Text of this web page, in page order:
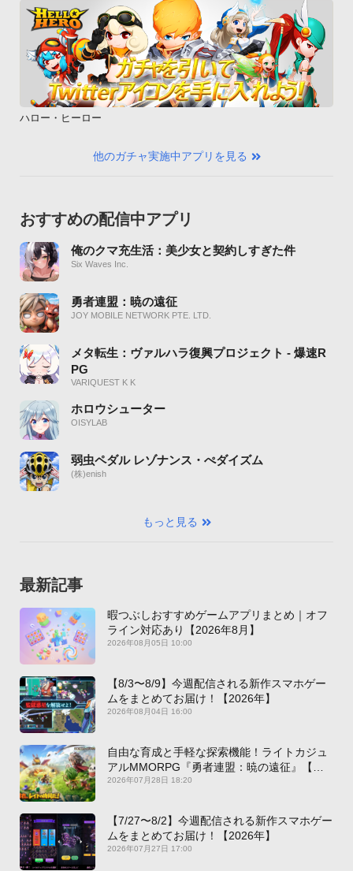
ハロー・ヒーロー
他のガチャ実施中アプリを見る
おすすめの配信中アプリ
俺のクマ充生活：美少女と契約しすぎた件
Six Waves Inc.
勇者連盟：暁の遠征
JOY MOBILE NETWORK PTE. LTD.
メタ転生：ヴァルハラ復興プロジェクト - 爆速R
PG
VARIQUEST K K
ホロウシューター
OISYLAB
弱虫ペダル レゾナンス・ぺダイズム
(株)enish
もっと見る
最新記事
暇つぶしおすすめゲームアプリまとめ｜オフ
ライン対応あり【2026年8月】
2026年08月05日 10:00
【8/3〜8/9】今週配信される新作スマホゲー
ムをまとめてお届け！【2026年】
2026年08月04日 16:00
自由な育成と手軽な探索機能！ライトカジュ
アルMMORPG『勇者連盟：暁の遠征』【最
新作PICKUP】
2026年07月28日 18:20
【7/27〜8/2】今週配信される新作スマホゲー
ムをまとめてお届け！【2026年】
2026年07月27日 17:00